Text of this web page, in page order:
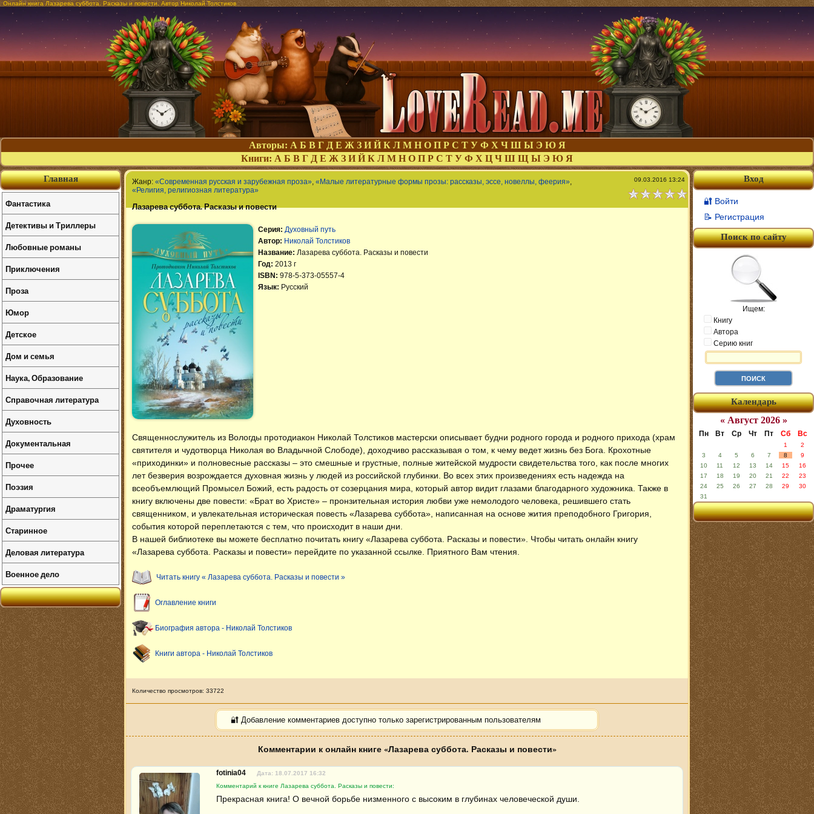
Онлайн книга Лазарева суббота. Расказы и повести. Автор Николай Толстиков
Авторы: А Б В Г Д Е Ж З И Й К Л М Н О П Р С Т У Ф Х Ч Ш Ы Э Ю Я
Книги: А Б В Г Д Е Ж З И Й К Л М Н О П Р С Т У Ф Х Ц Ч Ш Щ Ы Э Ю Я
Жанр: «Современная русская и зарубежная проза», «Малые литературные формы прозы: рассказы, эссе, новеллы, феерия»,
«Религия, религиозная литература»
Лазарева суббота. Расказы и повести
09.03.2016 13:24
Серия: Духовный путь
Автор: Николай Толстиков
Название: Лазарева суббота. Расказы и повести
Год: 2013 г
ISBN: 978-5-373-05557-4
Язык: Русский
Священнослужитель из Вологды протодиакон Николай Толстиков мастерски описывает будни родного города и родного прихода (храм
святителя и чудотворца Николая во Владычной Слободе), доходчиво рассказывая о том, к чему ведет жизнь без Бога. Крохотные
«приходинки» и полновесные рассказы – это смешные и грустные, полные житейской мудрости свидетельства того, как после многих
лет безверия возрождается духовная жизнь у людей из российской глубинки. Во всех этих произведениях есть надежда на
всеобъемлющий Промысел Божий, есть радость от созерцания мира, который автор видит глазами благодарного художника. Также в
книгу включены две повести: «Брат во Христе» – пронзительная история любви уже немолодого человека, решившего стать
священником, и увлекательная историческая повесть «Лазарева суббота», написанная на основе жития преподобного Григория,
события которой переплетаются с тем, что происходит в наши дни.
В нашей библиотеке вы можете бесплатно почитать книгу «Лазарева суббота. Расказы и повести» . Чтобы читать онлайн книгу
«Лазарева суббота. Расказы и повести» перейдите по указанной ссылке. Приятного Вам чтения.
Читать книгу « Лазарева суббота. Расказы и повести »
Оглавление книги
Биография автора - Николай Толстиков
Книги автора - Николай Толстиков
Количество просмотров: 33722
🔐 Добавление комментариев доступно только зарегистрированным пользователям
Комментарии к онлайн книге «Лазарева суббота. Расказы и повести»
fotinia04
Дата: 18.07.2017 16:32
Комментарий к книге Лазарева суббота. Расказы и повести:
Прекрасная книга! О вечной борьбе низменного с высоким в глубинах человеческой души.
Вход
🔐 Войти
📝 Регистрация
Поиск по сайту
Ищем:
Книгу
Автора
Серию книг
Календарь
« Август 2026 »
Пн Вт Ср Чт Пт Сб Вс
1
2
3
4 5 6 7 8
9
10
11 12 13 14 15
16
17
18 19 20 21 22
23
24
25 26 27 28 29
30
31
Главная
Фантастика
Детективы и Триллеры
Любовные романы
Приключения
Проза
Юмор
Детское
Дом и семья
Наука, Образование
Справочная литература
Духовность
Документальная
Прочее
Поэзия
Драматургия
Старинное
Деловая литература
Военное дело